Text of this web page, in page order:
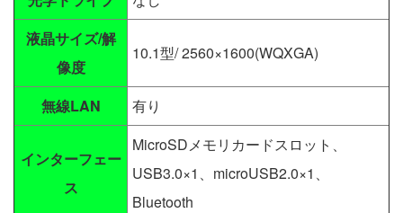
液晶サイズ/解
像度
10.1型/ 2560×1600(WQXGA)
無線LAN 有り
インターフェー
ス
MicroSDメモリカードスロット、
USB3.0×1、microUSB2.0×1、
Bluetooth